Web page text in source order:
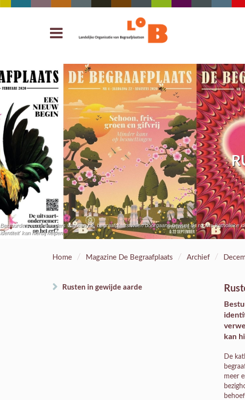
Bestuurders en beheerders van een r.k. begraafplaats willen doorgaans bewust de rooms-
identiteit' kan hierbij helpen.
Home / Magazine De Begraafplaats / Archief /
Rusten in gewijde aarde
kan
De
meer